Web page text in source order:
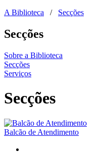
A Biblioteca
/ Secções
Secções
Sobre a Biblioteca
Secções
Serviços
Secções
Balcão de Atendimento